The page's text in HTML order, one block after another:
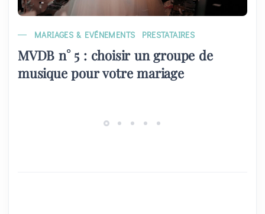
MARIAGES & EVÉNEMENTS PRESTATAIRES
MVDB n° 5 : choisir un groupe de
musique pour votre mariage